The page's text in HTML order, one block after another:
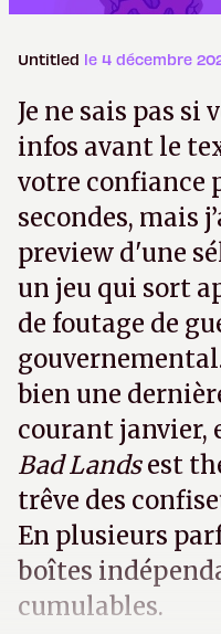
Untitled le 4 décembre
Je ne sais pas si
infos avant le
votre confiance
secondes, mais
preview d'une
un jeu qui sort
de foutage de
bien une
courant janvier,
Bad Landsest
trêve des
En plusieurs
boîtes
cumulables.